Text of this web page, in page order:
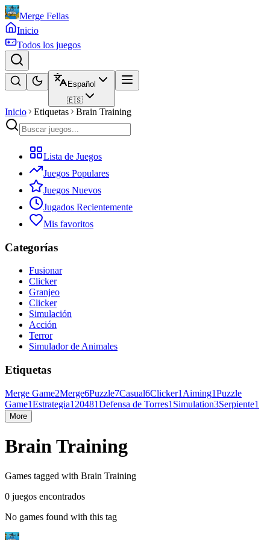
Merge Fellas
Inicio
Todos los juegos
Español
🇪🇸
Inicio Etiquetas Brain Training
Lista de Juegos
Juegos Populares
Juegos Nuevos
Jugados Recientemente
Mis favoritos
Categorías
Fusionar
Clicker
Granjeo
Clicker
Simulación
Acción
Terror
Simulador de Animales
Etiquetas
Merge Game2Merge6Puzzle7Casual6Clicker1 Aiming1Puzzle
Game1Estrategia1 20481Defensa de Torres1 Simulation3Serpiente1
More
Brain Training
Games tagged with Brain Training
0 juegos encontrados
No games found with this tag